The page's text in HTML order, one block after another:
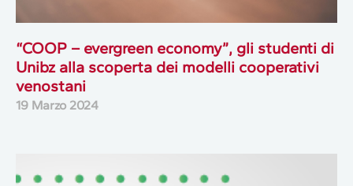
“COOP – evergreen economy”, gli studenti di
Unibz alla scoperta dei modelli cooperativi
venostani
19 Marzo 2024